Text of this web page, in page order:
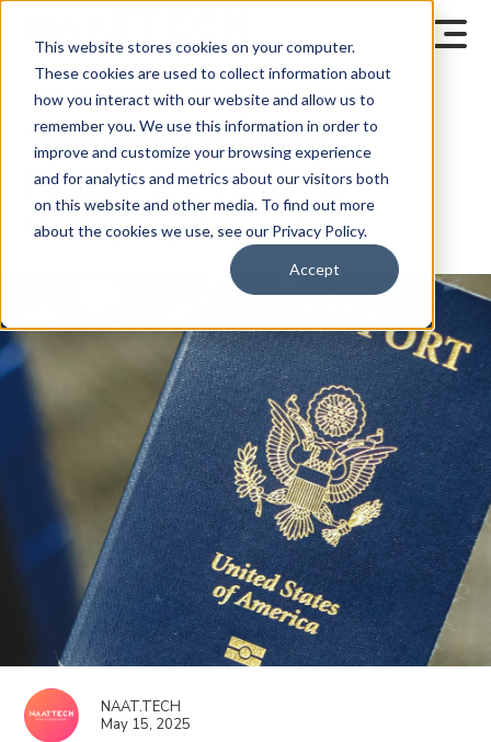
This website stores cookies on your computer.
These cookies are used to collect information about
how you interact with our website and allow us to
remember you. We use this information in order to
improve and customize your browsing experience
and for analytics and metrics about our visitors both
on this website and other media. To find out more
about the cookies we use, see our Privacy Policy.
Accept
Todo sobre el nuevo
Pasaporte Electrónico:
Ventajas y Seguridad
NAAT.TECH
May 15, 2025